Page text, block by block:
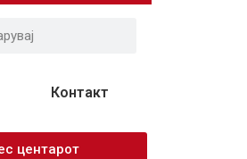
Контакт
центарот